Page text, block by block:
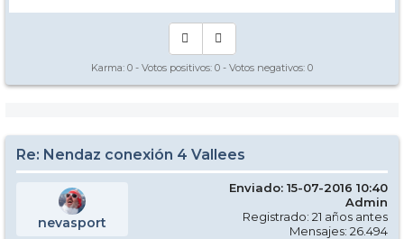
Karma: 0 - Votos positivos: 0 - Votos negativos: 0
Re: Nendaz conexión 4 Vallees
nevasport
Enviado: 15-07-2016 10:40
Admin
Registrado: 21 años antes
Mensajes: 26.494